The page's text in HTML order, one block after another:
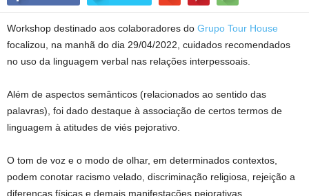
Workshop destinado aos colaboradores do Grupo Tour House
focalizou, na manhã do dia 29/04/2022, cuidados recomendados
no uso da linguagem verbal nas relações interpessoais.
Além de aspectos semânticos (relacionados ao sentido das
palavras), foi dado destaque à associação de certos termos de
linguagem à atitudes de viés pejorativo.
O tom de voz e o modo de olhar, em determinados contextos,
podem conotar racismo velado, discriminação religiosa, rejeição a
diferenças físicas e demais manifestações pejorativas.